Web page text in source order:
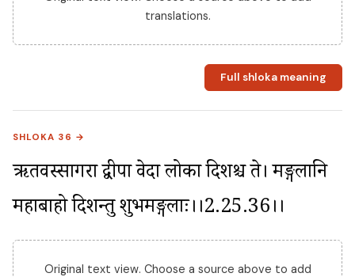
translations.
Full shloka meaning
SHLOKA 36 →
ऋतवस्सागरा द्वीपा वेदा लोका दिशश्च ते। मङ्गलानि
महाबाहो दिशन्तु शुभमङ्गलाः।।2.25.36।।
Original text view. Choose a source above to add